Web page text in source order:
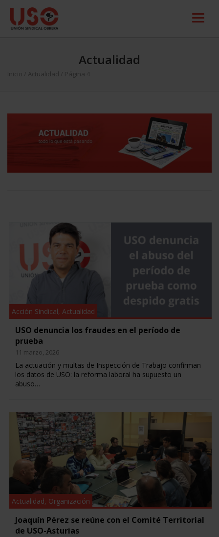
Actualidad
Inicio Actualidad / Página 4
Acción Sindical, Actualidad
USO denuncia los fraudes en el período de
prueba
11 marzo, 2026
La actuación y multas de Inspección de Trabajo confirman
los datos de USO: la reforma laboral ha supuesto un
abuso…
Actualidad, Organización
Joaquín Pérez se reúne con el Comité Territorial
de USO-Asturias